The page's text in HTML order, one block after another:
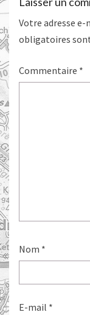
Votre adresse e-
obligatoires
Commentaire *
Nom *
E-mail *